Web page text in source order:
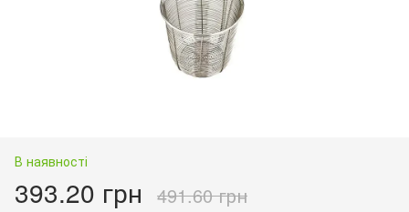
В наявності
393.20 грн 491.60 грн